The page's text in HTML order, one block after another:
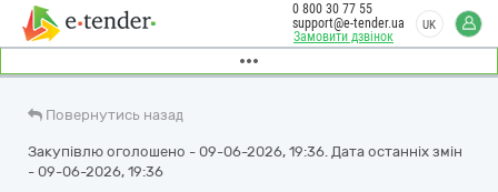
Замовити дзвінок
0 800 30 77 55
support@e-tender.ua
UK
Повернутись назад
Закупівлю оголошено - 09-06-2026, 19:36. Дата останніх змін
- 09-06-2026, 19:36